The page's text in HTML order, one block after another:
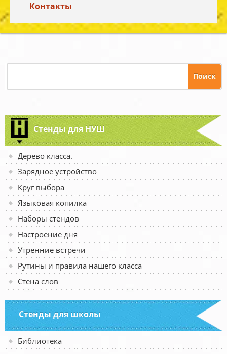
Контакты
Стенды для НУШ
Дерево класса.
Зарядное устройство
Круг выбора
Языковая копилка
Наборы стендов
Настроение дня
Утренние встречи
Рутины и правила нашего класса
Стена слов
Стенды для школы
Библиотека